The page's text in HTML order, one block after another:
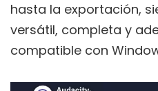
hasta la exportación,
versátil, completa y
compatible con